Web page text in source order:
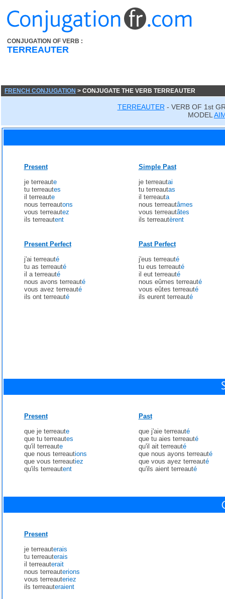
CONJUGATION OF VERB :
TERREAUTER
FRENCH CONJUGATION > CONJUGATE THE VERB TERREAUTER
TERREAUTER - VERB OF 1st
MODEL
Present
je terreaute
tu terreautes
il terreaute
nous terreautons
vous terreautez
ils terreautent
Simple Past
je terreautai
tu terreautas
il terreauta
nous terreautâmes
vous terreautâtes
ils terreautèrent
Present Perfect
j'ai terreauté
tu as terreauté
il a terreauté
nous avons terreauté
vous avez terreauté
ils ont terreauté
Past Perfect
j'eus terreauté
tu eus terreauté
il eut terreauté
nous eûmes terreauté
vous eûtes terreauté
ils eurent terreauté
Present
que je terreaute
que tu terreautes
qu'il terreaute
que nous terreautions
que vous terreautiez
qu'ils terreautent
Past
que j'aie terreauté
que tu aies terreauté
qu'il ait terreauté
que nous ayons terreauté
que vous ayez terreauté
qu'ils aient terreauté
Present
je terreauterais
tu terreauterais
il terreauterait
nous terreauterions
vous terreauteriez
ils terreauteraient